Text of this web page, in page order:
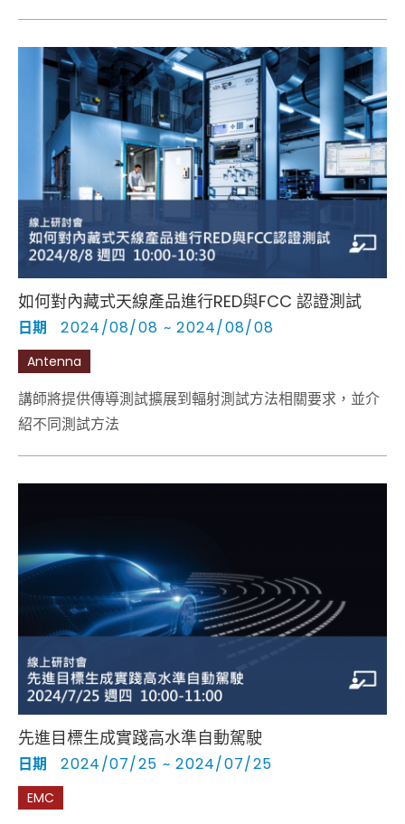
如何對內藏式天線產品進行RED與FCC 認證測試
日期 2024/08/08 ~ 2024/08/08
Antenna
講師將提供傳導測試擴展到輻射測試方法相關要求，並介
紹不同測試方法
先進目標生成實踐高水準自動駕駛
日期 2024/07/25 ~ 2024/07/25
EMC